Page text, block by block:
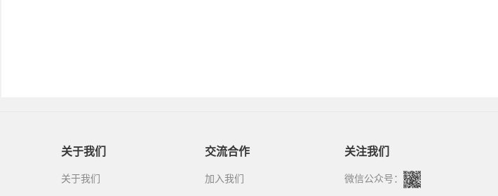
关于我们
关于我们
交流合作
加入我们
关注我们
微信公众号：